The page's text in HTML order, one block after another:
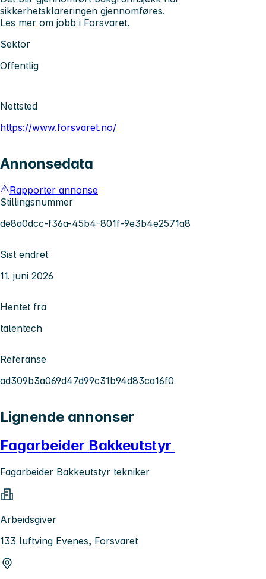
sikkerhetsklareringen gjennomføres.
Les mer om jobb i Forsvaret.
Sektor
Offentlig
Nettsted
https://www.forsvaret.no/
Annonsedata
Rapporter annonse
Stillingsnummer
de8a0dcc-f36a-45b4-801f-9e3b4e2571a8
Sist endret
11. juni 2026
Hentet fra
talentech
Referanse
ad309b3a069d47d99c31b94d83ca16f0
Lignende annonser
Fagarbeider Bakkeutstyr
Fagarbeider Bakkeutstyr tekniker
Arbeidsgiver
133 luftving Evenes, Forsvaret